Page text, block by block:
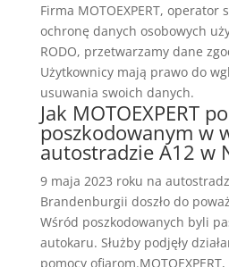
Firma MOTOEXPERT,
ochronę danych osobowych
RODO, przetwarzamy dane
Użytkownicy mają prawo do
usuwania swoich danych.
Jak MOTOEXPERT
poszkodowanym w
autostradzie A12 w
9 maja 2023 roku na
Brandenburgii doszło do
Wśród poszkodowanych byli
autokaru. Służby podjęły
pomocy